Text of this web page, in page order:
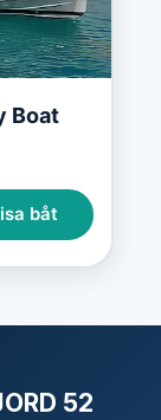
Boat
båt
52